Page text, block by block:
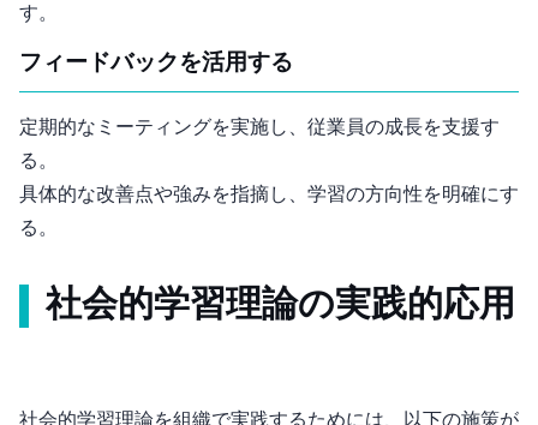
す。
3. フィードバックを活用する
定期的な1on1ミーティングを実施し、従業員の成長を支援す
る。
具体的な改善点や強みを指摘し、学習の方向性を明確にす
る。
社会的学習理論の実践的応用
社会的学習理論を組織で実践するためには、以下の施策が